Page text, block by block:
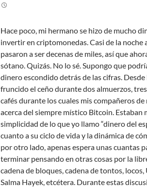
Hace poco, mi hermano se hizo de mucho
invertir en criptomonedas. Casi de la noche
pasaron a ser decenas de miles, así que
sótano. Quizás. No lo sé. Supongo que
dinero escondido detrás de las cifras.
fruncido el ceño durante dos almuerzos,
cafés durante los cuales mis compañeros
acerca del siempre místico Bitcoin. Estaban
simplicidad de lo que yo llamo “dinero del
cuanto a su ciclo de vida y la dinámica de
por otro lado, apenas espera unas cuantas
terminar pensando en otras cosas por la
cadena de bloques, cadena de tontos,
Salma Hayek, etcétera. Durante estas